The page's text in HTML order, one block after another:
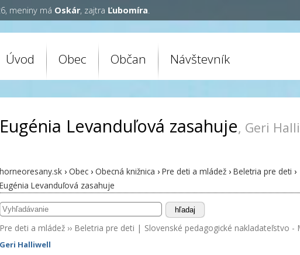
meniny má Oskár, zajtra Ľubomíra.
Úvod Obec Občan Návštevník
Eugénia Levanduľová zasahuje, Geri
horneoresany.sk › Obec › Obecná knižnica › Pre deti a mládež › Beletria pre deti ›
Eugénia Levanduľová zasahuje
hľadaj
Pre deti a mládež ›› Beletria pre deti | Slovenské pedagogické nakladateľstvo -
Geri Halliwell